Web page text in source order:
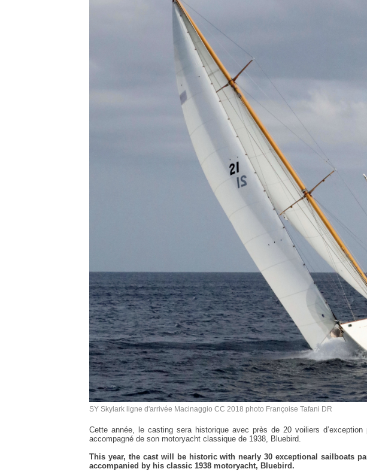
SY Skylark ligne d'arrivée Macinaggio CC 2018 photo Françoise Tafani DR
Cette année, le casting sera historique avec près de 20 voiliers
accompagné de son motoryacht classique de 1938, Bluebird.
This year, the cast will be historic with nearly 30 exceptional sailboats
accompanied by his classic 1938 motoryacht, Bluebird.